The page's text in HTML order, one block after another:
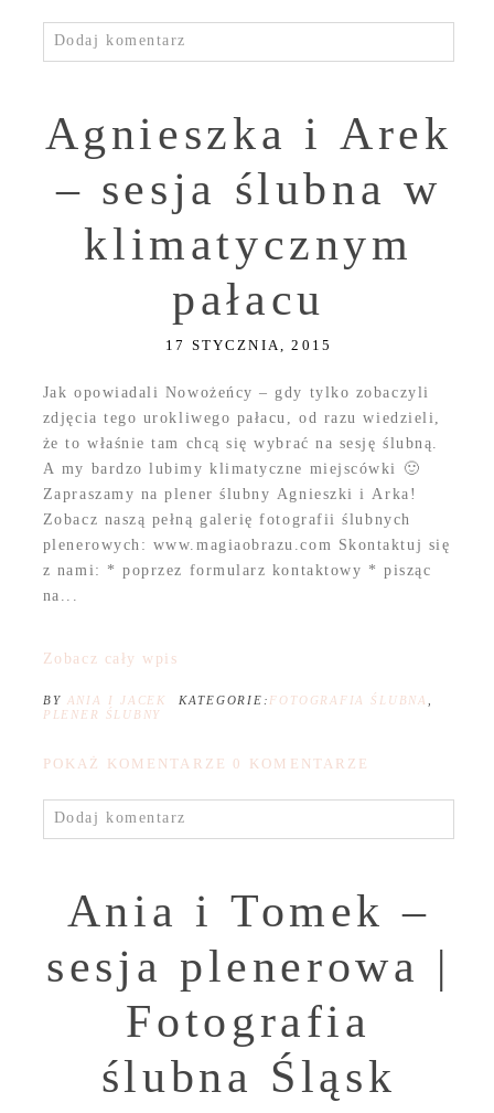
Dodaj komentarz
Agnieszka i Arek
– sesja ślubna w
klimatycznym
pałacu
17 STYCZNIA, 2015
Jak opowiadali Nowożeńcy – gdy tylko zobaczyli
zdjęcia tego urokliwego pałacu, od razu wiedzieli,
że to właśnie tam chcą się wybrać na sesję ślubną.
A my bardzo lubimy klimatyczne miejscówki 🙂
Zapraszamy na plener ślubny Agnieszki i Arka!
Zobacz naszą pełną galerię fotografii ślubnych
plenerowych: www.magiaobrazu.com Skontaktuj się
z nami: * poprzez formularz kontaktowy * pisząc
na...
Zobacz cały wpis
BY ANIA I JACEK KATEGORIE: FOTOGRAFIA ŚLUBNA ,
PLENER ŚLUBNY
POKAŻ KOMENTARZE 0 KOMENTARZE
Dodaj komentarz
Ania i Tomek –
sesja plenerowa |
Fotografia
ślubna Śląsk